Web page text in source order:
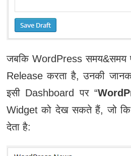
जबकि WordPress समय&समय
Release करता है, उनकी
इसी Dashboard पर “
Widget को देख सकते हैं, जो कि
देता है: